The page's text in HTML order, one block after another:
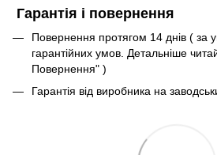
Гарантія і повернення
Повернення протягом 14 днів ( за
гарантійних умов. Детальніше
Повернення" )
Гарантія від виробника на